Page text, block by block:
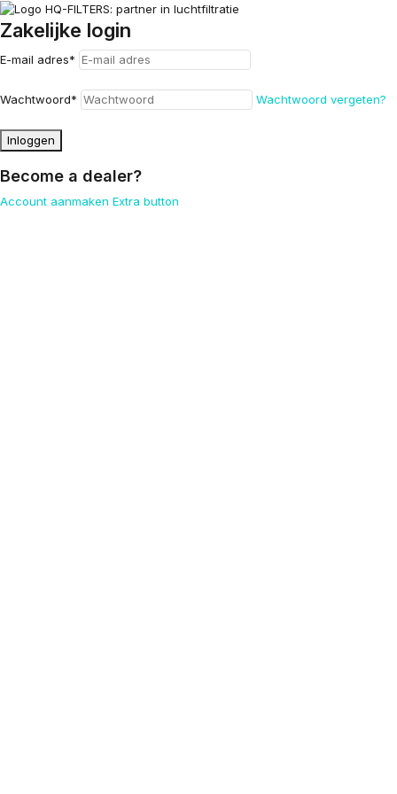
Zakelijke login
E-mail adres*
Wachtwoord* Wachtwoord vergeten?
Inloggen
Become a dealer?
Account aanmaken Extra button